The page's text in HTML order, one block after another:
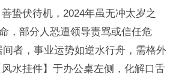
蛰伏待机，2024年虽无冲太岁之
，部分人恐遭领导责骂或信任危
间者，事业运势如逆水行舟，需格外
水挂件】于办公桌左侧，化解口舌